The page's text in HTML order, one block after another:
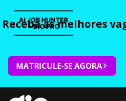
Receba as melhores
MATRICULE-SE AGORA